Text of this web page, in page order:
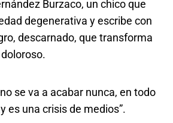
Burzaco, un chico que
degenerativa y escribe con
descarnado, que transforma
se va a acabar nunca, en todo
es una crisis de medios”.